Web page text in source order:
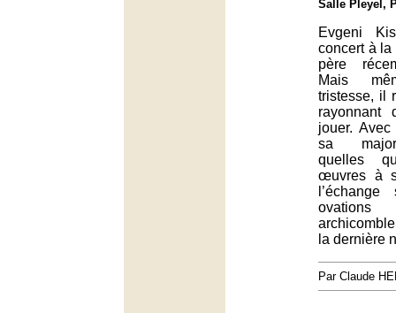
Salle Pleyel,
Evgeni
concert à la
père
Mais
tristesse, il
rayonnant
jouer.
sa
quelles
œuvres à
ovations
la dernière
Par Claude